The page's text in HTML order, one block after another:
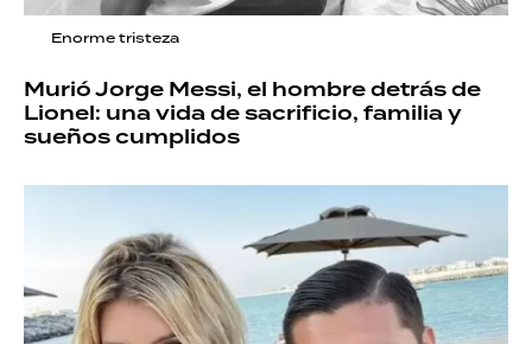
Enorme tristeza
Murió Jorge Messi, el hombre detrás de
Lionel: una vida de sacrificio, familia y
sueños cumplidos